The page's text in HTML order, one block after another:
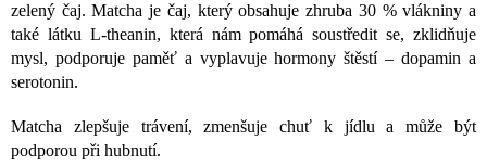
zelený čaj. Matcha je čaj, který obsahuje zhruba 30 % vlákniny a
také látku L-theanin, která nám pomáhá soustředit se, zklidňuje
mysl, podporuje paměť a vyplavuje hormony štěstí – dopamin a
serotonin.
Matcha zlepšuje trávení, zmenšuje chuť k jídlu a může být
podporou při hubnutí.